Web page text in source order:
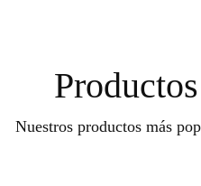
Nuestros productos más